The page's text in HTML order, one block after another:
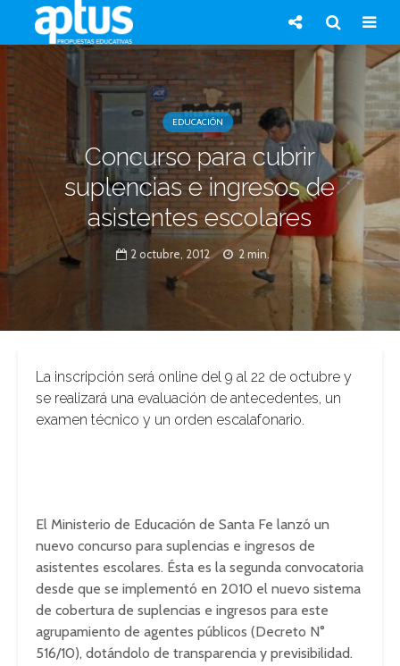
EDUCACIÓN
Concurso para cubrir
suplencias e ingresos de
asistentes escolares
2 octubre, 2012 2 min.
La inscripción será online del 9 al 22 de octubre y
se realizará una evaluación de antecedentes, un
examen técnico y un orden escalafonario.
El Ministerio de Educación de Santa Fe lanzó un
nuevo concurso para suplencias e ingresos de
asistentes escolares. Ésta es la segunda convocatoria
desde que se implementó en 2010 el nuevo sistema
de cobertura de suplencias e ingresos para este
agrupamiento de agentes públicos (Decreto N°
516/10), dotándolo de transparencia y previsibilidad.